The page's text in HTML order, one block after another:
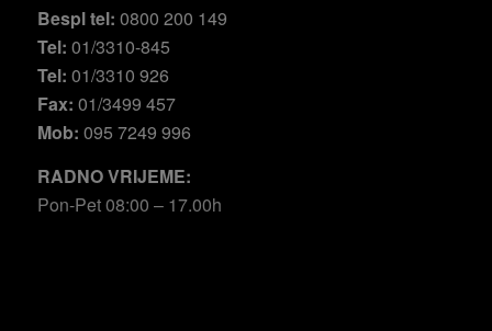
Bespl tel: 0800 200 149
Tel: 01/3310-845
Tel: 01/3310 926
Fax: 01/3499 457
Mob: 095 7249 996
RADNO VRIJEME:
Pon-Pet 08:00 – 17.00h